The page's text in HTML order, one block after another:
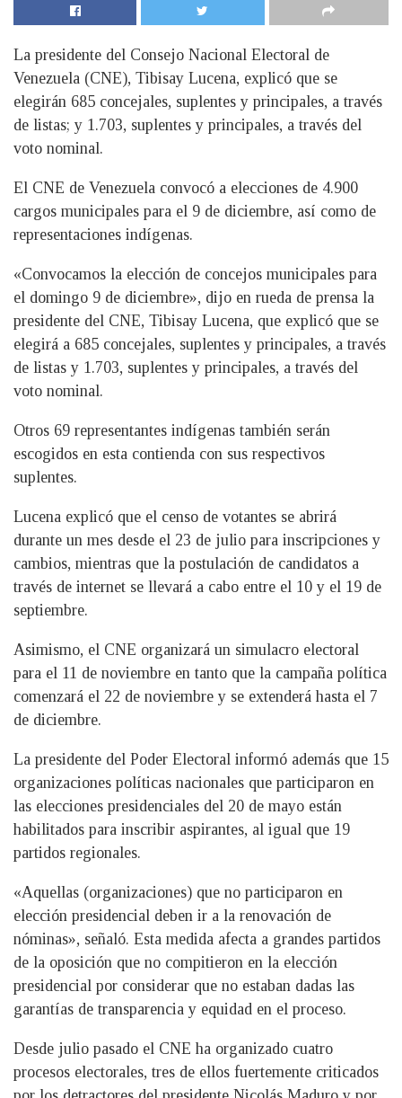
La presidente del Consejo Nacional Electoral de
Venezuela (CNE), Tibisay Lucena, explicó que se
elegirán 685 concejales, suplentes y principales, a través
de listas; y 1.703, suplentes y principales, a través del
voto nominal.
El CNE de Venezuela convocó a elecciones de 4.900
cargos municipales para el 9 de diciembre, así como de
representaciones indígenas.
«Convocamos la elección de concejos municipales para
el domingo 9 de diciembre», dijo en rueda de prensa la
presidente del CNE, Tibisay Lucena, que explicó que se
elegirá a 685 concejales, suplentes y principales, a través
de listas y 1.703, suplentes y principales, a través del
voto nominal.
Otros 69 representantes indígenas también serán
escogidos en esta contienda con sus respectivos
suplentes.
Lucena explicó que el censo de votantes se abrirá
durante un mes desde el 23 de julio para inscripciones y
cambios, mientras que la postulación de candidatos a
través de internet se llevará a cabo entre el 10 y el 19 de
septiembre.
Asimismo, el CNE organizará un simulacro electoral
para el 11 de noviembre en tanto que la campaña política
comenzará el 22 de noviembre y se extenderá hasta el 7
de diciembre.
La presidente del Poder Electoral informó además que 15
organizaciones políticas nacionales que participaron en
las elecciones presidenciales del 20 de mayo están
habilitados para inscribir aspirantes, al igual que 19
partidos regionales.
«Aquellas (organizaciones) que no participaron en
elección presidencial deben ir a la renovación de
nóminas», señaló. Esta medida afecta a grandes partidos
de la oposición que no compitieron en la elección
presidencial por considerar que no estaban dadas las
garantías de transparencia y equidad en el proceso.
Desde julio pasado el CNE ha organizado cuatro
procesos electorales, tres de ellos fuertemente criticados